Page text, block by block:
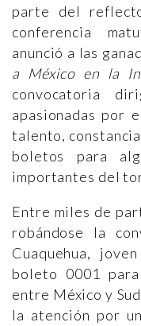
parte del
conferencia
anunció a las
a México en la
convocatoria
apasionadas por
talento,
boletos para
importantes del
Entre miles de
robándose la
Cuaquehua,
boleto 0001
entre México y
la atención por